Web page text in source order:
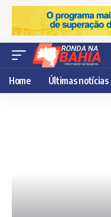
Home Últimas notícias